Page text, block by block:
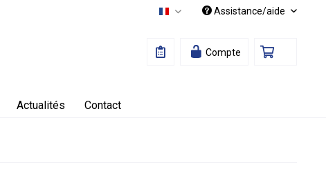
Français Assistance/aide
Compte
Actualités Contact